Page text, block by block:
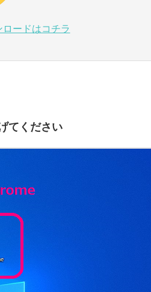
ードはコチラ
てください